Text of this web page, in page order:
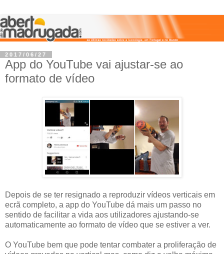
2017/06/27
App do YouTube vai ajustar-se ao
formato de vídeo
Depois de se ter resignado a reproduzir vídeos verticais em
ecrã completo, a app do YouTube dá mais um passo no
sentido de facilitar a vida aos utilizadores ajustando-se
automaticamente ao formato de vídeo que se estiver a ver.
O YouTube bem que pode tentar combater a proliferação de